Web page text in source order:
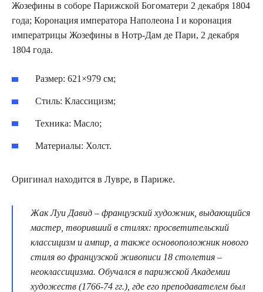
Жозефины в соборе Парижской Богоматери 2 декабря 1804
года; Коронация императора Наполеона I и коронация
императрицы Жозефины в Нотр-Дам де Пари, 2 декабря
1804 года.
Размер: 621×979 см;
Стиль: Классицизм;
Техника: Масло;
Материалы: Холст.
Оригинал находится в Лувре, в Париже.
Жак Луи Давид – французский художник, выдающийся
мастер, творивший в стилях: просветительский
классицизм и ампир, а также основоположник нового
стиля во французской живописи 18 столетия –
неоклассицизма. Обучался в парижской Академии
художеств (1766-74 гг.), где его преподавателем был